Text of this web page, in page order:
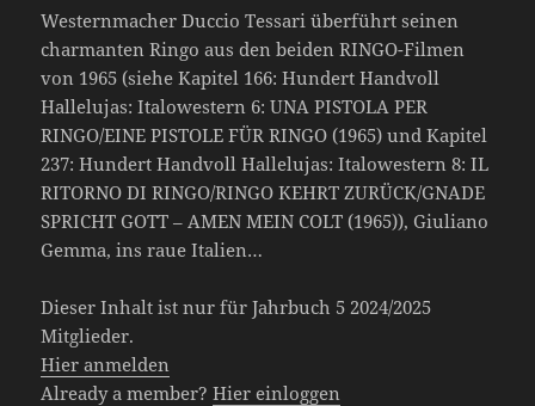
Westernmacher Duccio Tessari überführt seinen
charmanten Ringo aus den beiden RINGO-Filmen
von 1965 (siehe Kapitel 166: Hundert Handvoll
Hallelujas: Italowestern 6: UNA PISTOLA PER
RINGO/EINE PISTOLE FÜR RINGO (1965) und Kapitel
237: Hundert Handvoll Hallelujas: Italowestern 8: IL
RITORNO DI RINGO/RINGO KEHRT ZURÜCK/GNADE
SPRICHT GOTT – AMEN MEIN COLT (1965)), Giuliano
Gemma, ins raue Italien…
Dieser Inhalt ist nur für Jahrbuch 5 2024/2025
Mitglieder.
Hier anmelden
Already a member?Hier einloggen